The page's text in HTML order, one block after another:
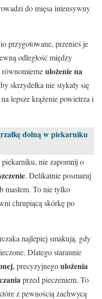
do mięsa intensywny
przygotowane, przenieś je
odległość między
ulożenie na
skrzydełka nie stykały się
lepsze krążenie powietrza i
dolną w piekarniku
piekarniku, nie zapomnij o
. Delikatnie posmaruj
masłem. To nie tylko
chrupiącą skórkę po
najlepiej smakują, gdy
Dlatego starannie
, precyzyjnegoulożenia
przed pieczeniem. To
z pewnością zachwycą